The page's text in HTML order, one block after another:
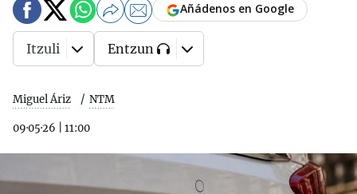
Miguel Áriz NTM
09·05·26 11:00
Añádenos en Google
Itzuli Entzun